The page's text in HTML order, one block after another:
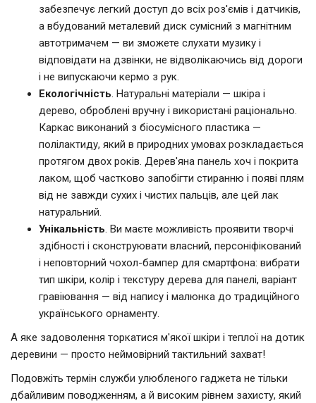
забезпечує легкий доступ до всіх роз'ємів і датчиків,
а вбудований металевий диск сумісний з магнітним
автотримачем — ви зможете слухати музику і
відповідати на дзвінки, не відволікаючись від дороги
і не випускаючи кермо з рук.
Екологічність. Натуральні матеріали — шкіра і
дерево, оброблені вручну і використані раціонально.
Каркас виконаний з біосумісного пластика —
полілактиду, який в природних умовах розкладається
протягом двох років. Дерев'яна панель хоч і покрита
лаком, щоб частково запобігти стиранню і появі плям
від не завжди сухих і чистих пальців, але цей лак
натуральний.
Унікальність. Ви маєте можливість проявити творчі
здібності і сконструювати власний, персоніфікований
і неповторний чохол-бампер для смартфона: вибрати
тип шкіри, колір і текстуру дерева для панелі, варіант
гравіювання — від напису і малюнка до традиційного
українського орнаменту.
А яке задоволення торкатися м'якої шкіри і теплої на дотик
деревини — просто неймовірний тактильний захват!
Подовжіть термін служби улюбленого гаджета не тільки
дбайливим поводженням, а й високим рівнем захисту, який